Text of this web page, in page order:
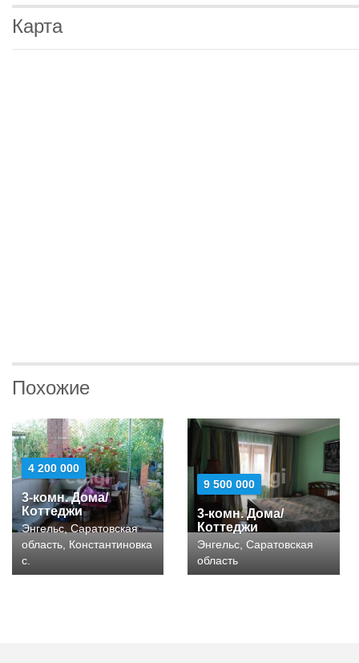
Карта
Похожие
4 200 000
3-комн. Дома/
Коттеджи
Энгельс, Саратовская
область, Константинoвка
с.
9 500 000
3-комн. Дома/
Коттеджи
Энгельс, Саратовская
область